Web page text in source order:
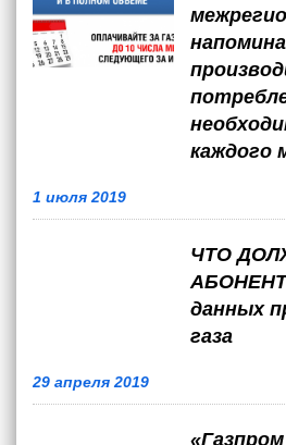
каждого
1 июля 2019
ЧТО
АБОНЕНТ
данных
газа
29 апреля 2019